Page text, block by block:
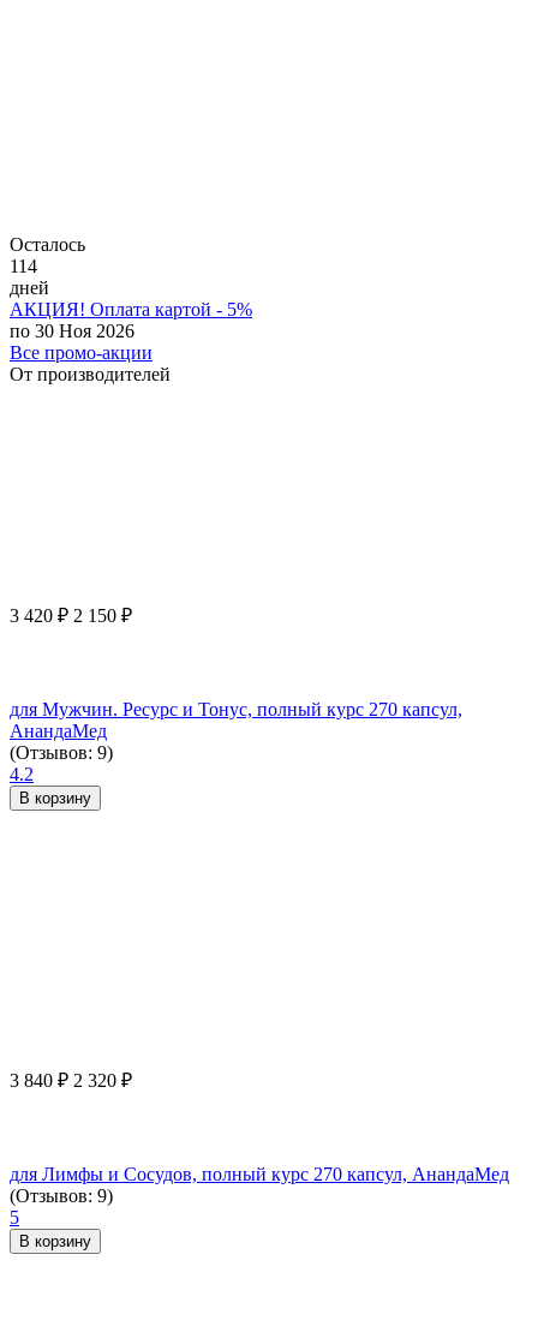
Осталось
114
дней
АКЦИЯ! Оплата картой - 5%
по 30 Ноя 2026
Все промо-акции
От производителей
3 420 ₽ 2 150 ₽
для Мужчин. Ресурс и Тонус, полный курс 270 капсул,
АнандаМед
(Отзывов: 9)
4.2
В корзину
3 840 ₽ 2 320 ₽
для Лимфы и Сосудов, полный курс 270 капсул, АнандаМед
(Отзывов: 9)
5
В корзину